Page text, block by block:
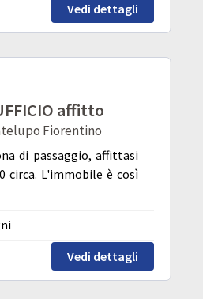
Vedi dettagli
affitto
Fiorentino
di passaggio, affittasi
circa. L'immobile è così
Vedi dettagli